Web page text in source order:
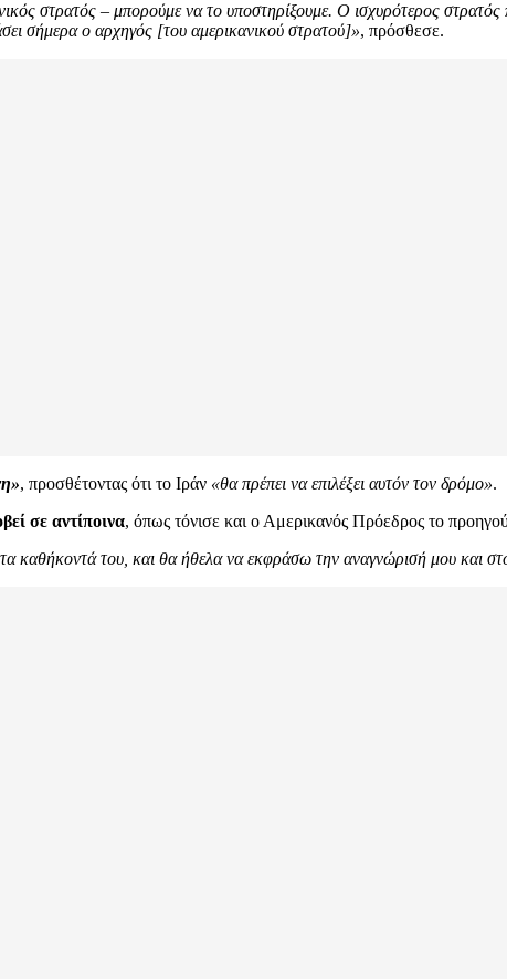
στρατός – μπορούμε να το υποστηρίξουμε. Ο ισχυρότερος
σήμερα ο αρχηγός [του αμερικανικού στρατού]», πρόσθεσε.
, προσθέτοντας ότι το Ιράν «θα πρέπει να επιλέξει αυτόν τον δρόμο».
σε αντίποινα, όπως τόνισε και ο Αμερικανός Πρόεδρος το
καθήκοντά του, και θα ήθελα να εκφράσω την αναγνώρισή μου και